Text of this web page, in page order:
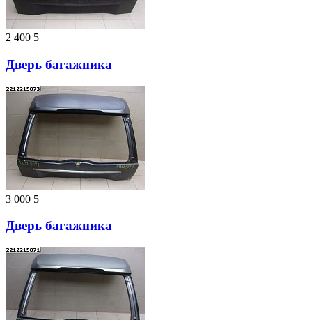
2 400 5
Дверь багажника
3 000 5
Дверь багажника